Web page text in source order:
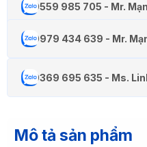
0559 985 705 - Mr.
0979 434 639 - Mr.
0369 695 635 - Ms.
Mô tả sản phẩm